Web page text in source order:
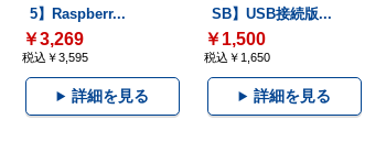
5】Raspberr...
￥3,269
税込￥3,595
詳細を見る
SB】USB接続版...
￥1,500
税込￥1,650
詳細を見る